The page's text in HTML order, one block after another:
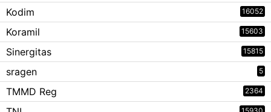
Kodim 16052
Koramil 15603
Sinergitas 15815
sragen 5
TMMD Reg 2364